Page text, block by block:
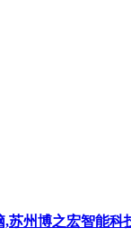
,苏州博之宏智能科